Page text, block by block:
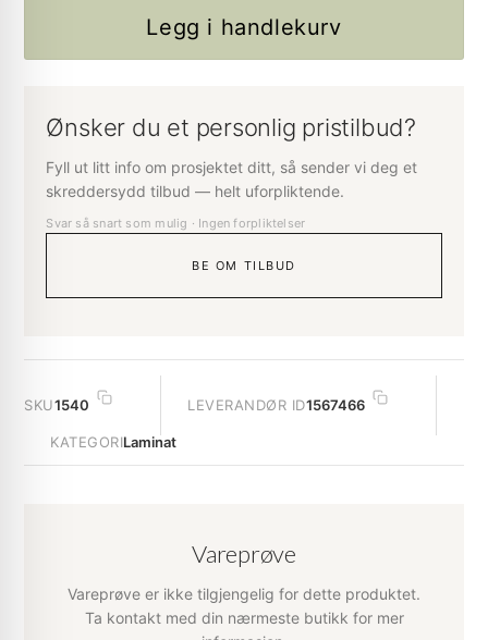
Legg i handlekurv
Ønsker du et personlig pristilbud?
Fyll ut litt info om prosjektet ditt, så sender vi deg et
skreddersydd tilbud — helt uforpliktende.
Svar så snart som mulig · Ingen forpliktelser
BE OM TILBUD
SKU1540 LEVERANDØR ID1567466
KATEGORILaminat
Vareprøve
Vareprøve er ikke tilgjengelig for dette produktet.
Ta kontakt med din nærmeste butikk for mer